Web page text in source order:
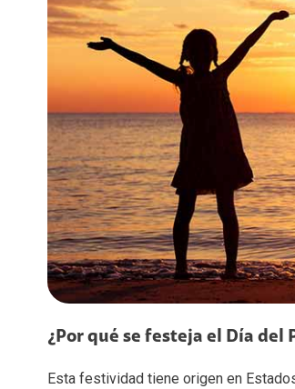
¿Por qué se festeja el Día del
Esta festividad tiene origen en